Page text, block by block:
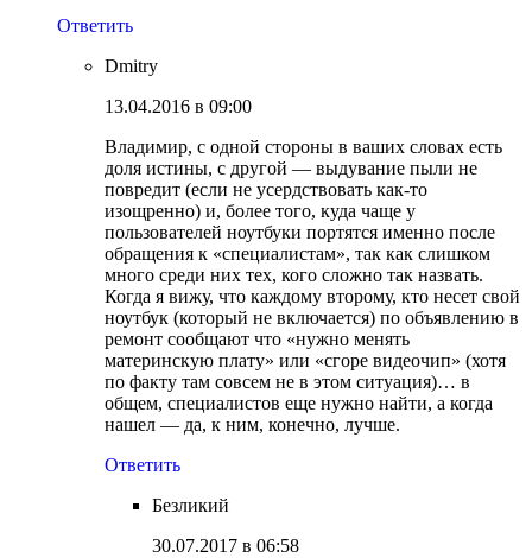
Ответить
Dmitry
13.04.2016 в 09:00
Владимир, с одной стороны в ваших словах есть
доля истины, с другой — выдувание пыли не
повредит (если не усердствовать как-то
изощренно) и, более того, куда чаще у
пользователей ноутбуки портятся именно после
обращения к «специалистам», так как слишком
много среди них тех, кого сложно так назвать.
Когда я вижу, что каждому второму, кто несет свой
ноутбук (который не включается) по объявлению в
ремонт сообщают что «нужно менять
материнскую плату» или «сгоре видеочип» (хотя
по факту там совсем не в этом ситуация)… в
общем, специалистов еще нужно найти, а когда
нашел — да, к ним, конечно, лучше.
Ответить
Безликий
30.07.2017 в 06:58